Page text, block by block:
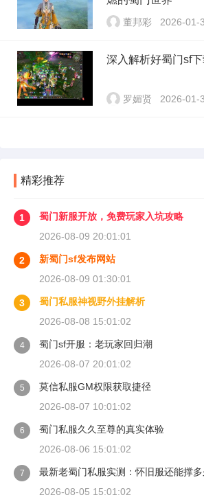
董邦彩 2026-01-
深入解析好蜀门sf
罗媚贤 2026-01-
精彩推荐
1
蜀门新服开放，免费玩家入坑攻略
2026-08-09 20:01:01
2
新蜀门sf发布网站
2026-08-09 01:30:01
3
蜀门私服神视野外挂解析
2026-08-08 15:01:02
4
蜀门sf开服：老玩家回归潮
2026-08-07 20:01:02
5
莫信私服GM权限获取捷径
2026-08-07 10:01:02
6
蜀门私服久久至尊的真实体验
2026-08-06 15:01:02
7
最新老蜀门私服实测：怀旧服还能撑多
2026-08-05 15:01:02